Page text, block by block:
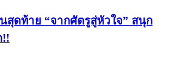
สุดท้าย “จากศัตรูสู่หัวใจ” สนุก
!!